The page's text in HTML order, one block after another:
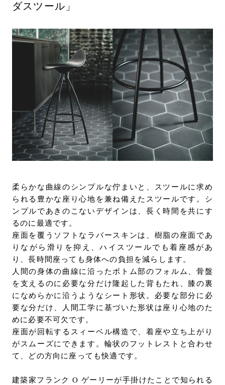
ダスツール」
柔らかな曲線のシンプルな佇まいと、スツールに求め
られる豊かな座り心地を兼ね備えたスツールです。シ
ンプルであきのこないデザインは、長く時間を共にす
るのに最適です。
座面を覆うソフトなラバースキンは、樹脂の座面であ
りながら滑りを抑え、ハイスツールでも着座感があ
り、長時間座っても身体への負担を減らします。
人間の身体の曲線に沿ったボトム部のフォルム、骨盤
を支えるのに必要な分だけ隆起した背もたれ、膝の裏
になめらかに沿うようなシート形状。必要な部分に必
要な分だけ、人間工学に基づいた形状は座り心地のた
めに必要不可欠です。
座面が回転するスィーベル構造で、着座や立ち上がり
がスムーズにできます。輪状のフットレストと合わせ
て、どの方向に座っても快適です。
建築家フランク O ゲーリーが手掛けたことで知られる